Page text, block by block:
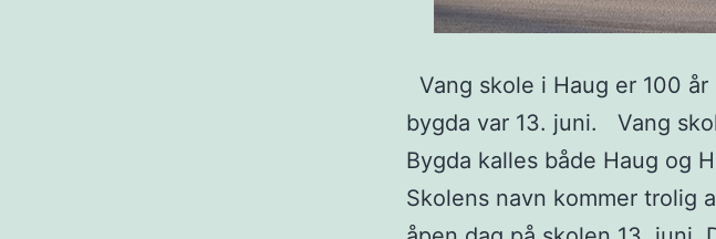
Vang skole i Haug er 100
bygda var 13. juni. Vang
Bygda kalles både Haug og
Skolens navn kommer